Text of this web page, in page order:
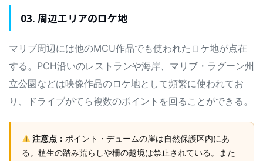
03. 周辺エリアのロケ地
マリブ周辺には他のMCU作品でも使われたロケ地が点在
する。PCH沿いのレストランや海岸、マリブ・ラグーン州
立公園などは映像作品のロケ地として頻繁に使われてお
り、ドライブがてら複数のポイントを回ることができる。
注意点： ポイント・デュームの崖は自然保護区内にあ
る。植生の踏み荒らしや柵の越境は禁止されている。また